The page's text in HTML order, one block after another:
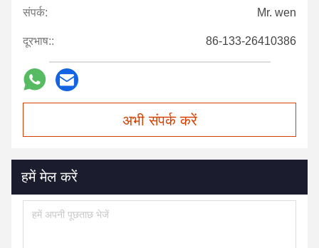
संपर्क: Mr. wen
दूरभाष:: 86-133-26410386
अभी संपर्क करें
हमें मेल करें